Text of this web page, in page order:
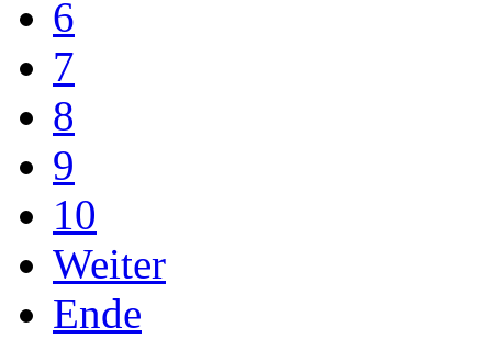
6
7
8
9
10
Weiter
Ende